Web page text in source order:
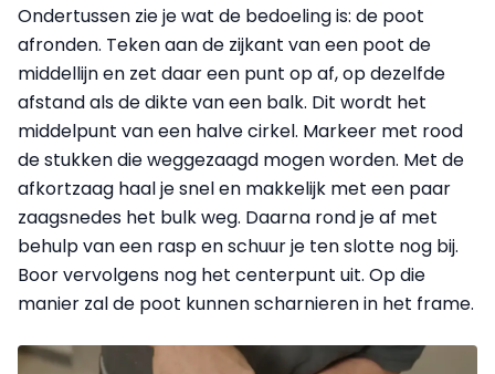
Ondertussen zie je wat de bedoeling is: de poot
afronden. Teken aan de zijkant van een poot de
middellijn en zet daar een punt op af, op dezelfde
afstand als de dikte van een balk. Dit wordt het
middelpunt van een halve cirkel. Markeer met rood
de stukken die weggezaagd mogen worden. Met de
afkortzaag haal je snel en makkelijk met een paar
zaagsnedes het bulk weg. Daarna rond je af met
behulp van een rasp en schuur je ten slotte nog bij.
Boor vervolgens nog het centerpunt uit. Op die
manier zal de poot kunnen scharnieren in het frame.